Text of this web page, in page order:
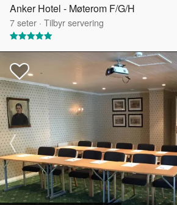
Anker Hotel - Møterom F/G/H
7seter · Tilbyr servering